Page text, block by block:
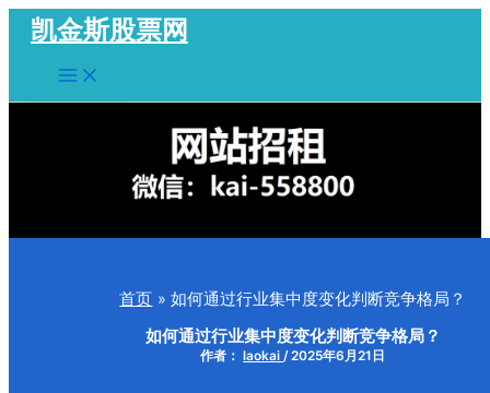
容
凯金斯股票网
Main
Menu
首页 如何通过行业集中度变化判断竞争格局？
如何通过行业集中度变化判断竞争格局？
作者： laokai /2025年6月21日